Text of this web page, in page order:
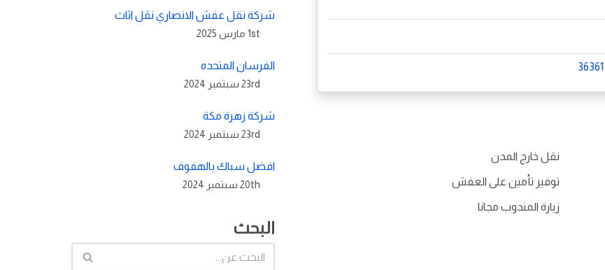
نقل خارج المدن
توفير تأمين على العفش
زيارة المندوب مجانا
شركة نقل عفش الانصاري نقل اثاث
1st مارس 2025
الفرسان المتحده
23rd سبتمبر 2024
شركة زهرة مكة
23rd سبتمبر 2024
افضل سباك بالهفوف
20th سبتمبر 2024
البحث